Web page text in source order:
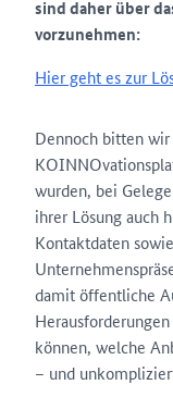
sind daher über
vorzunehmen:
Hier geht es zur
Dennoch bitten
wurden, bei
ihrer Lösung auch
Kontaktdaten
damit öffentliche
können, welche
– und